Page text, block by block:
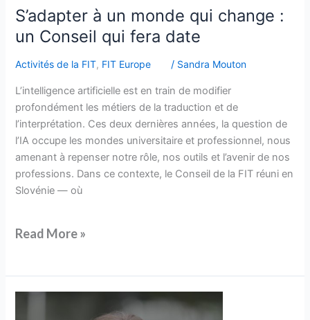
S’adapter à un monde qui change :
un Conseil qui fera date
Activités de la FIT, FIT Europe / Sandra Mouton
L’intelligence artificielle est en train de modifier
profondément les métiers de la traduction et de
l’interprétation. Ces deux dernières années, la question de
l’IA occupe les mondes universitaire et professionnel, nous
amenant à repenser notre rôle, nos outils et l’avenir de nos
professions. Dans ce contexte, le Conseil de la FIT réuni en
Slovénie — où
Read More »